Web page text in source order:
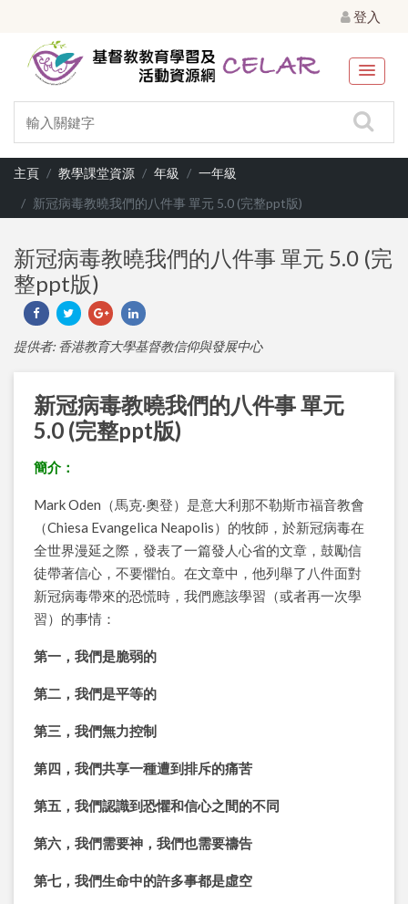
登入
主頁 教學課堂資源 年級
一年級
新冠病毒教曉我們的八件事 單元 5.0 (完整ppt版)
新冠病毒教曉我們的八件事 單元 5.0 (完
整ppt版)
提供者: 香港教育大學基督教信仰與發展中心
新冠病毒教曉我們的八件事 單元
5.0 (完整ppt版)
簡介：
Mark Oden（馬克·奧登）是意大利那不勒斯市福音教會
（Chiesa Evangelica Neapolis）的牧師，於新冠病毒在
全世界漫延之際，發表了一篇發人心省的文章，鼓勵信
徒帶著信心，不要懼怕。在文章中，他列舉了八件面對
新冠病毒帶來的恐慌時，我們應該學習（或者再一次學
習）的事情：
第一，我們是脆弱的
第二，我們是平等的
第三，我們無力控制
第四，我們共享一種遭到排斥的痛苦
第五，我們認識到恐懼和信心之間的不同
第六，我們需要神，我們也需要禱告
第七，我們生命中的許多事都是虛空